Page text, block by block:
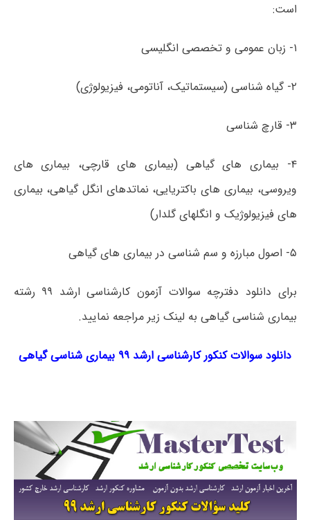
است:
۱- زبان عمومی و تخصصی انگلیسی
۲- گیاه شناسی (سیستماتیک، آناتومی، فیزیولوژی)
۳- قارچ شناسی
۴- بیماری­ های گیاهی (بیماری های قارچی، بیماری ­های
ویروسی، بیماری­ های باکتریایی، نماتدهای انگل گیاهی، بیماری
های فیزیولوژیک و انگل­های گلدار)
۵- اصول مبارزه و سم شناسی در بیماری­ های گیاهی
برای دانلود دفترچه سوالات آزمون کارشناسی ارشد ۹۹ رشته
بیماری شناسی گیاهی به لینک زیر مراجعه نمایید.
دانلود سوالات کنکور کارشناسی ارشد ۹۹ بیماری شناسی گیاهی